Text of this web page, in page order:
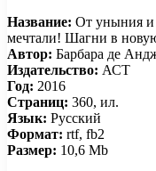
Название: От уныния и
мечтали! Шагни в
Автор: Барбара де
Издательство: АСТ
Год: 2016
Страниц: 360, ил.
Язык: Русский
Формат: rtf, fb2
Размер: 10,6 Mb